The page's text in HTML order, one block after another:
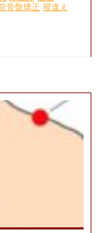
骨盤矯正 寝違え